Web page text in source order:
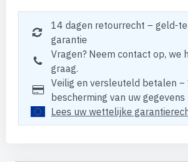
14 dagen retourrecht – geld-
garantie
Vragen? Neem contact op, we
graag.
Veilig en versleuteld betalen –
bescherming van uw gegevens
Lees uw wettelijke